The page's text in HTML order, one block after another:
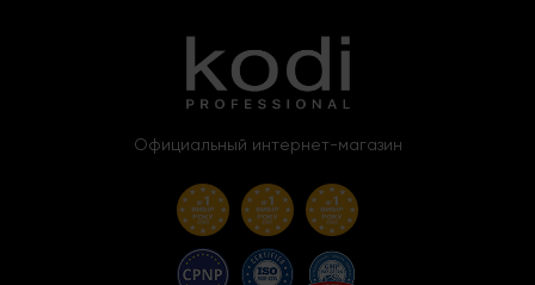
Официальный интернет-магазин